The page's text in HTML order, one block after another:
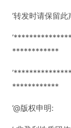
’转发时请保留
************
************
’@版权申明: